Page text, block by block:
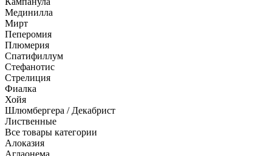
Мединилла
Мирт
Пеперомия
Плюмерия
Спатифиллум
Стефанотис
Стрелиция
Фиалка
Хойя
Шлюмбергера / Декабрист
Лиственные
Все товары категории
Алоказия
Аглаонема